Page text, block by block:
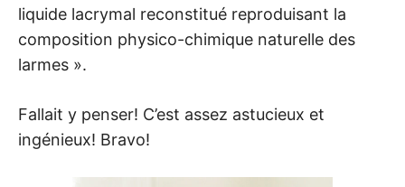
liquide lacrymal reconstitué reproduisant la
composition physico-chimique naturelle des
larmes ».
Fallait y penser! C’est assez astucieux et
ingénieux! Bravo!